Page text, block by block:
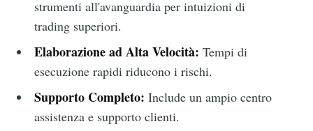
strumenti all'avanguardia per intuizioni di
trading superiori.
Elaborazione ad Alta Velocità: Tempi di
esecuzione rapidi riducono i rischi.
Supporto Completo: Include un ampio centro
assistenza e supporto clienti.